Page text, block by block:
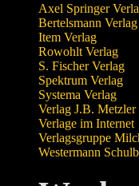
Axel Springer
Bertelsmann Verlag
Item Verlag
Rowohlt Verlag
S. Fischer Verlag
Spektrum Verlag
Systema Verlag
Verlag J.B. Metzler
Verlage im Internet
Verlagsgruppe
Westermann